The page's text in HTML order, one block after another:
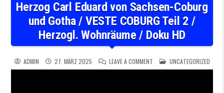
Herzog Carl Eduard von Sachsen-Coburg
und Gotha / VESTE COBURG Teil 2 /
Herzogl. Wohnräume / Doku HD
ADMIN 27. MÄRZ 2025 LEAVE A COMMENTON HERZOG CARL EDUARD
POSTED IN
UNCATEGORIZED